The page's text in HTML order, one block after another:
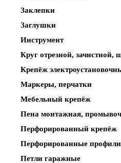
Заклепки
Заглушки
Инструмент
Круг отрезной,
Крепёж
Маркеры, перчатки
Мебельный крепёж
Пена монтажная,
Перфорированный крепёж
Перфорированные
Петли гаражные